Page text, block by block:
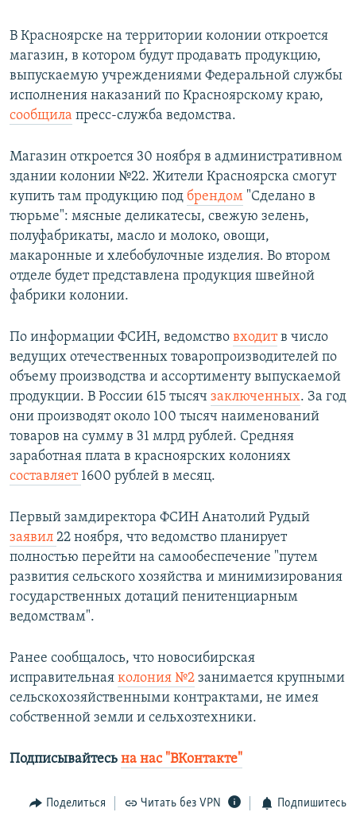
Все сайты РСЕ/РС
В Красноярске на территории колонии откроется
магазин, в котором будут продавать продукцию,
выпускаемую учреждениями Федеральной службы
исполнения наказаний по Красноярскому краю,
сообщила пресс-служба ведомства.
Магазин откроется 30 ноября в административном
здании колонии №22. Жители Красноярска смогут
купить там продукцию под брендом "Сделано в
тюрьме": мясные деликатесы, свежую зелень,
полуфабрикаты, масло и молоко, овощи,
макаронные и хлебобулочные изделия. Во втором
отделе будет представлена продукция швейной
фабрики колонии.
По информации ФСИН, ведомство входитв число
ведущих отечественных товаропроизводителей по
объему производства и ассортименту выпускаемой
продукции. В России 615 тысяч заключенных. За год
они производят около 100 тысяч наименований
товаров на сумму в 31 млрд рублей. Средняя
заработная плата в красноярских колониях
составляет 1600 рублей в месяц.
Первый замдиректора ФСИН Анатолий Рудый
заявил 22 ноября, что ведомство планирует
полностью перейти на самообеспечение "путем
развития сельского хозяйства и минимизирования
государственных дотаций пенитенциарным
ведомствам".
Ранее сообщалось, что новосибирская
исправительная колония №2 занимается крупными
сельскохозяйственными контрактами, не имея
собственной земли и сельхозтехники.
Подписывайтесь на нас "ВКонтакте"
Поделиться Читать без VPN Подпишитесь